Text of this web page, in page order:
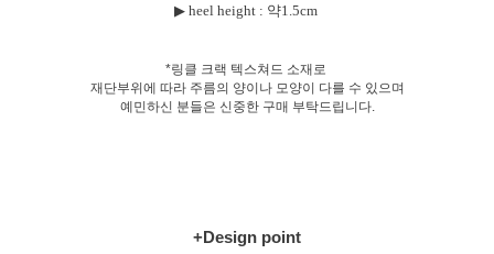
▶ heel height : 약1.5cm
*링클 크랙 텍스쳐드 소재로
재단부위에 따라 주름의 양이나 모양이 다를 수 있으며
예민하신 분들은 신중한 구매 부탁드립니다.
+Design point